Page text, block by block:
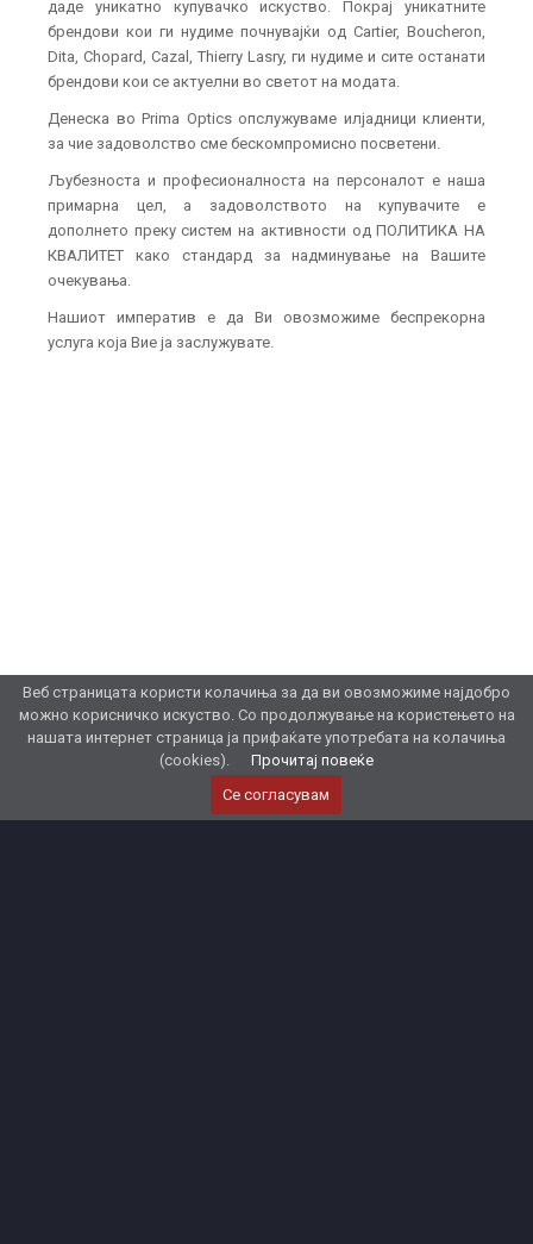
даде уникатно купувачко искуство. Покрај уникатните
брендови кои ги нудиме почнувајќи од Cartier, Boucheron,
Dita, Chopard, Cazal, Thierry Lasry, ги нудиме и сите останати
брендови кои се актуелни во светот на модата.
Денеска во Prima Optics опслужуваме илјадници клиенти,
за чие задоволство сме бескомпромисно посветени.
Љубезноста и професионалноста на персоналот е наша
примарна цел, а задоволството на купувачите е
дополнето преку систем на активности од ПОЛИТИКА НА
КВАЛИТЕТ како стандард за надминување на Вашите
очекувања.
Нашиот императив е да Ви овозможиме беспрекорна
услуга која Вие ја заслужувате.
Веб страницата користи колачиња за да ви овозможиме најдобро
можно корисничко искуство. Со продолжување на користењето на
нашата интернет страница ја прифаќате употребата на колачиња
(cookies).
Прочитај повеќе
Се согласувам